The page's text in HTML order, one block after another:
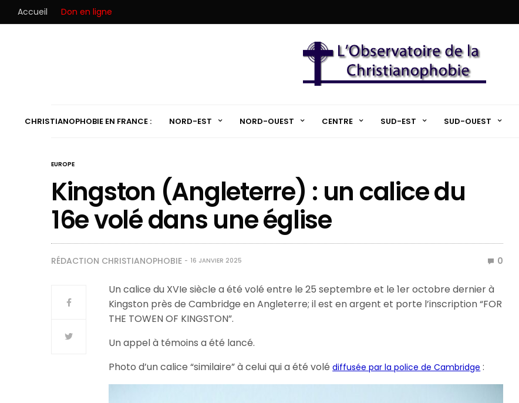
Accueil Don en ligne
CHRISTIANOPHOBIE EN FRANCE : NORD-EST NORD-OUEST CENTRE SUD-EST SUD-OUEST
EUROPE
Kingston (Angleterre) : un calice du
16e volé dans une église
RÉDACTION CHRISTIANOPHOBIE 16 JANVIER 2025 0
Un calice du XVIe siècle a été volé entre le 25 septembre et le 1er octobre dernier à
Kingston près de Cambridge en Angleterre; il est en argent et porte l’inscription “FOR
THE TOWEN OF KINGSTON”.
Un appel à témoins a été lancé.
Photo d’un calice “similaire” à celui qui a été volédiffusée par la police de Cambridge :